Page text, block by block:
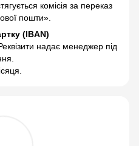
комісія за переказ
пошти».
(IBAN)
надає менеджер під